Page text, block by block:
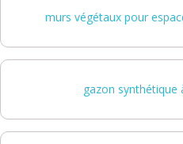
murs végétaux pour
gazon synthétique